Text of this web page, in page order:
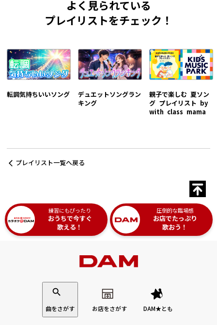
プレイリスト一覧へ戻る
よく見られている
プレイリストをチェック！
転調気持ちいいソング
デュエットソングラン
キング
親子で楽しむ 夏ソン
グ プレイリスト by
with class mama
練習にもぴったり
おうちで今すぐ
歌える！
圧倒的な臨場感
お店でたっぷり
歌おう！
曲をさがす お店をさがす DAM★とも